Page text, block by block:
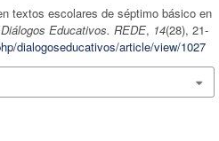
textos escolares de séptimo básico en
Educativos. REDE, 14(28), 21-
dialogoseducativos/article/view/1027